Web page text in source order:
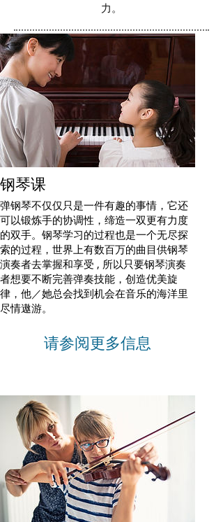
力。
钢琴课
弹钢琴不仅仅只是一件有趣的事情，它还
可以锻炼手的协调性，缔造一双更有力度
的双手。钢琴学习的过程也是一个无尽探
索的过程，世界上有数百万的曲目供钢琴
演奏者去掌握和享受 , 所以只要钢琴演奏
者想要不断完善弹奏技能，创造优美旋
律，他／她总会找到机会在音乐的海洋里
尽情遨游。
请参阅更多信息